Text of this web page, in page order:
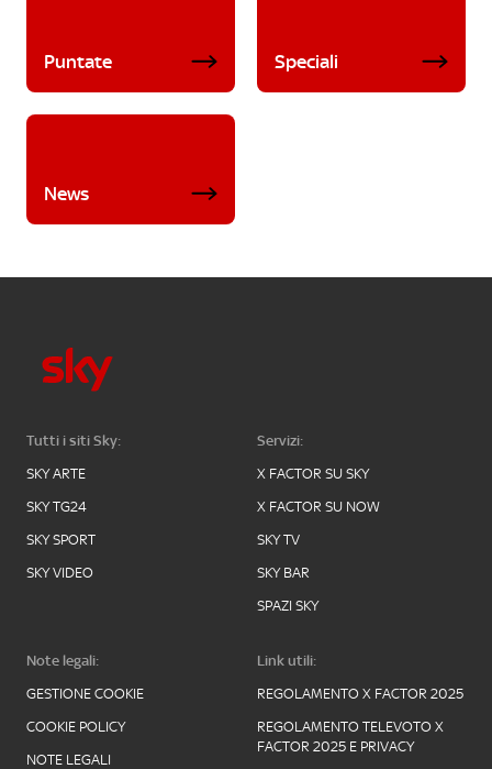
Puntate Speciali
News
Tutti i siti Sky:
SKY ARTE
SKY TG24
SKY SPORT
SKY VIDEO
Servizi:
X FACTOR SU SKY
X FACTOR SU NOW
SKY TV
SKY BAR
SPAZI SKY
Note legali:
GESTIONE COOKIE
COOKIE POLICY
NOTE LEGALI
Link utili:
REGOLAMENTO X FACTOR 2025
REGOLAMENTO TELEVOTO X
FACTOR 2025 E PRIVACY